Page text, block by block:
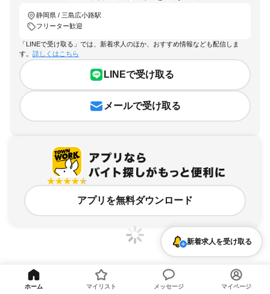
静岡県 / 三島広小路駅
フリーター歓迎
「LINEで受け取る」では、新着求人のほか、おすすめ情報なども配信しま
す。 詳しくはこちら
LINEで受け取る
メールで受け取る
アプリを無料ダウンロード
静岡県、三島広小路駅、フリーター歓迎のアルバイト・バイト求人情報
新着求人を受け取る
ホーム マイリスト メッセージ マイページ